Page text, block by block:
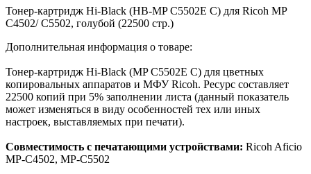
Тонер-картридж Hi-Black (HB-MP C5502E C) для Ricoh MP
C4502/ C5502, голубой (22500 стр.)
Дополнительная информация о товаре:
Тонер-картридж Hi-Black (MP C5502E C) для цветных
копировальных аппаратов и МФУ Ricoh. Ресурс составляет
22500 копий при 5% заполнении листа (данный показатель
может изменяться в виду особенностей тех или иных
настроек, выставляемых при печати).
Совместимость с печатающими устройствами: Ricoh Aficio
MP-C4502, MP-C5502